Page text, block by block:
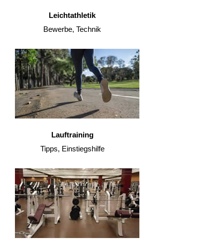
Leichtathletik
Bewerbe, Technik
Lauftraining
Tipps, Einstiegshilfe